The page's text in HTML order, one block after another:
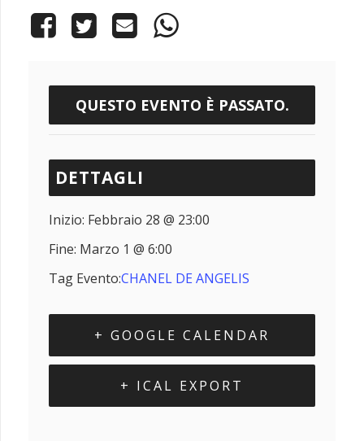
QUESTO EVENTO È PASSATO.
DETTAGLI
Inizio: Febbraio 28 @ 23:00
Fine: Marzo 1 @ 6:00
Tag Evento:CHANEL DE ANGELIS
+ GOOGLE CALENDAR
+ ICAL EXPORT